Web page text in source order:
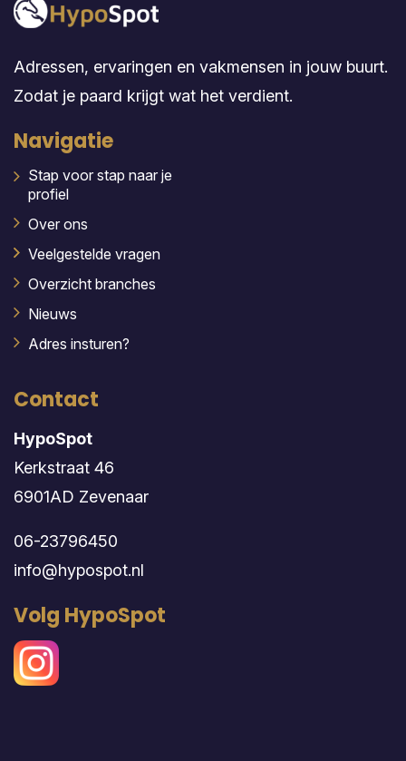
Adressen, ervaringen en vakmensen in jouw buurt.
Zodat je paard krijgt wat het verdient.
Navigatie
Stap voor stap naar je
profiel
Over ons
Veelgestelde vragen
Overzicht branches
Nieuws
Adres insturen?
Contact
HypoSpot
Kerkstraat 46
6901AD Zevenaar
06-23796450
info@hypospot.nl
Volg HypoSpot